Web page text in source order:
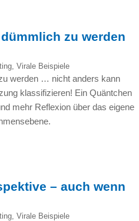
zu werden
, Virale Beispiele
werden … nicht anders kann
klassifizieren! Ein Quäntchen
mehr Reflexion über das eigene
– auch wenn
, Virale Beispiele